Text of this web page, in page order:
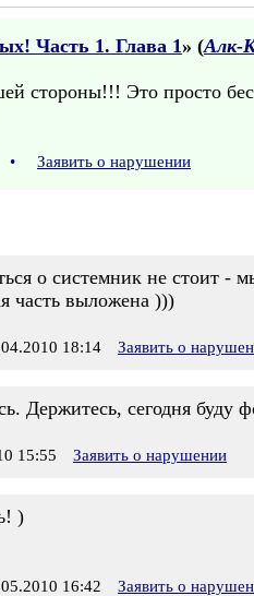
Часть 1. Глава 1» (Алк-
стороны!!! Это просто
• Заявить о нарушении
о системник не стоит -
часть выложена )))
18:14 Заявить о
Держитесь, сегодня буду
15:55 Заявить о нарушении
)
16:42 Заявить о